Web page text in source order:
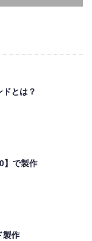
とは？
】で製作
製作